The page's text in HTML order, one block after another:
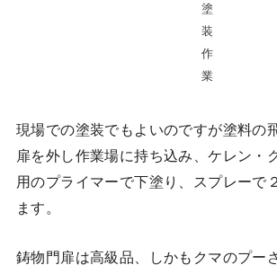
塗
装
作
業
現場での塗装でもよいのですが塗料の
扉を外し作業場に持ち込み、ケレン・
用のプライマーで下塗り、スプレーで
ます。
鋳物門扉は高級品、しかもクマのプー